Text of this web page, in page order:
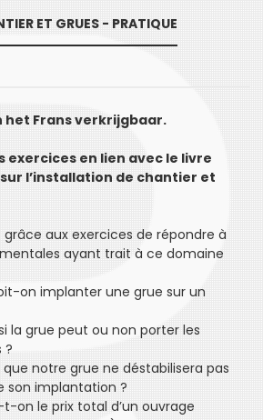
ET GRUES - PRATIQUE
het Frans verkrijgbaar.
exercices en lien avec le livre
l’installation de chantier et
aux exercices de répondre à
ayant trait à ce domaine
on implanter une grue sur un
la grue peut ou non porter les
?
notre grue ne déstabilisera pas
son implantation ?
on le prix total d’un ouvrage